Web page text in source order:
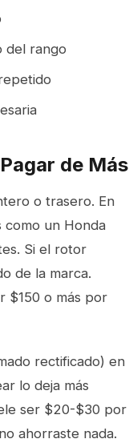
del rango
de Más
o trasero. En
como un Honda
Si el rotor
de la marca.
$150 o más por
rectificado) en
lo deja más
ser $20-$30 por
ahorraste nada.